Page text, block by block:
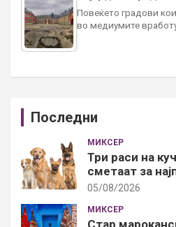
Повеќето градови
во медиумите
Последни
МИКСЕР
Три раси на
сметаат за
05/08/2026
МИКСЕР
Стар